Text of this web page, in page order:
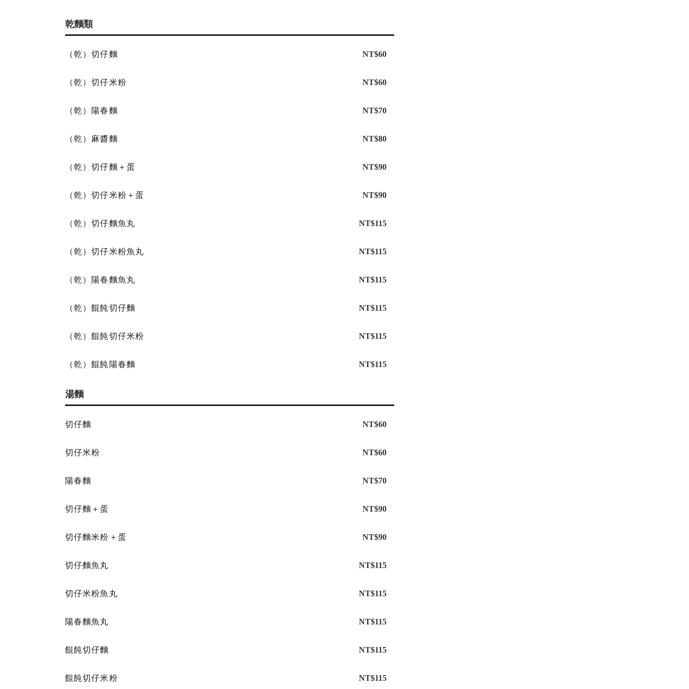
乾麵類
（乾）切仔麵 NT$60
（乾）切仔米粉 NT$60
（乾）陽春麵 NT$70
（乾）麻醬麵 NT$80
（乾）切仔麵＋蛋 NT$90
（乾）切仔米粉＋蛋 NT$90
（乾）切仔麵魚丸 NT$115
（乾）切仔米粉魚丸 NT$115
（乾）陽春麵魚丸 NT$115
（乾）餛飩切仔麵 NT$115
（乾）餛飩切仔米粉 NT$115
（乾）餛飩陽春麵 NT$115
湯麵
切仔麵 NT$60
切仔米粉 NT$60
陽春麵 NT$70
切仔麵＋蛋 NT$90
切仔麵米粉＋蛋 NT$90
切仔麵魚丸 NT$115
切仔米粉魚丸 NT$115
陽春麵魚丸 NT$115
餛飩切仔麵 NT$115
餛飩切仔米粉 NT$115